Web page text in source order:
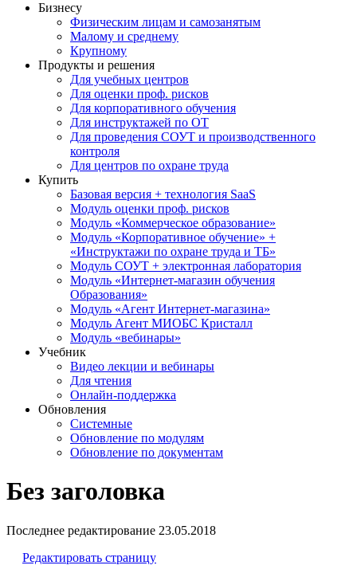
Бизнесу
Физическим лицам и самозанятым
Малому и среднему
Крупному
Продукты и решения
Для учебных центров
Для оценки проф. рисков
Для корпоративного обучения
Для инструктажей по ОТ
Для проведения СОУТ и производственного
контроля
Для центров по охране труда
Купить
Базовая версия + технология SaaS
Модуль оценки проф. рисков
Модуль «Коммерческое образование»
Модуль «Корпоративное обучение» +
«Инструктажи по охране труда и ТБ»
Модуль СОУТ + электронная лаборатория
Модуль «Интернет-магазин обучения
Образования»
Модуль «Агент Интернет-магазина»
Модуль Агент МИОБС Кристалл
Модуль «вебинары»
Учебник
Видео лекции и вебинары
Для чтения
Онлайн-поддержка
Обновления
Системные
Обновление по модулям
Обновление по документам
Без заголовка
Последнее редактирование 23.05.2018
Редактировать страницу